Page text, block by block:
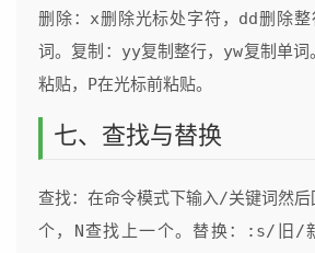
删除： x删除光标处字符， dd删除整
词。复制： yy复制整行， yw复制单词
粘贴， P在光标前粘贴。
七、查找与替换
查找：在命令模式下输入/关键词然后
个， N查找上一个。替换： :s/旧/